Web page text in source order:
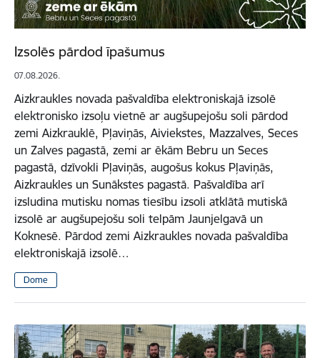
Izsolēs pārdod īpašumus
07.08.2026.
Aizkraukles novada pašvaldība elektroniskajā izsolē
elektronisko izsoļu vietnē ar augšupejošu soli pārdod
zemi Aizkrauklē, Pļaviņās, Aiviekstes, Mazzalves, Seces
un Zalves pagastā, zemi ar ēkām Bebru un Seces
pagastā, dzīvokli Pļaviņās, augošus kokus Pļaviņās,
Aizkraukles un Sunākstes pagastā. Pašvaldība arī
izsludina mutisku nomas tiesību izsoli atklātā mutiskā
izsolē ar augšupejošu soli telpām Jaunjelgavā un
Koknesē. Pārdod zemi Aizkraukles novada pašvaldība
elektroniskajā izsolē…
Dome